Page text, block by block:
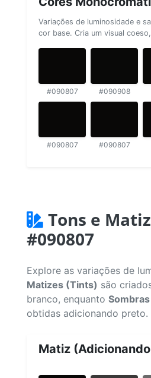
Variações de luminosidade e
cor base. Cria um visual
#090807 #090908
#090807 #090807
Tons e
#090807
Explore as variações de
Matizes (Tints) são
branco, enquanto
obtidas adicionando preto.
Matiz